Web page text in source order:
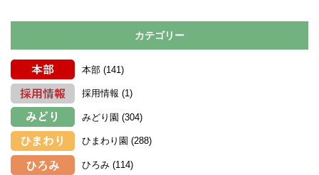
カテゴリー
本部 (141)
採用情報 (1)
みどり園 (304)
ひまわり園 (288)
ひろみ (114)